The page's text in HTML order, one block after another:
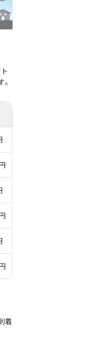
着